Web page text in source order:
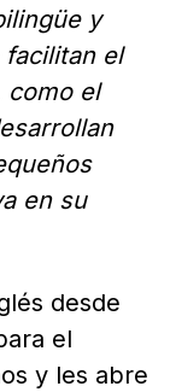
y
el
como el
en su
desde
el
y les abre